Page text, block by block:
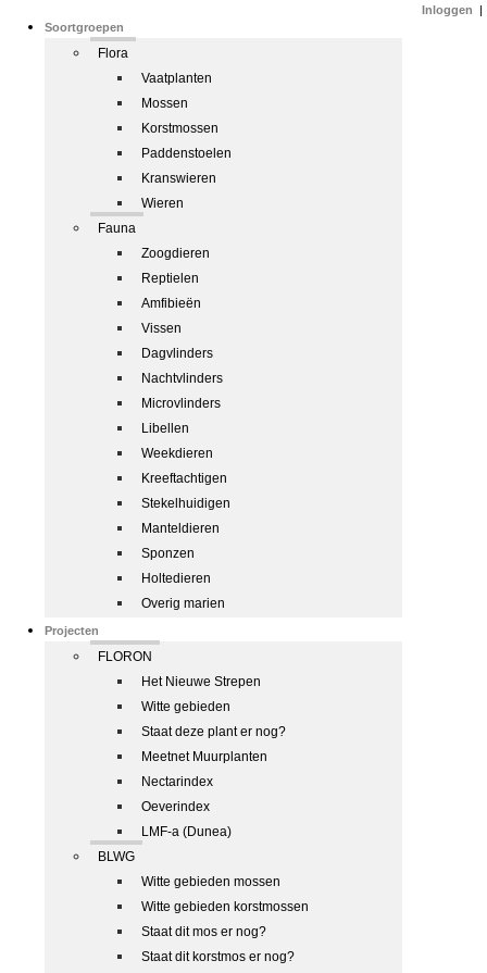
Soortgroepen
Flora
Vaatplanten
Mossen
Korstmossen
Paddenstoelen
Kranswieren
Wieren
Fauna
Zoogdieren
Reptielen
Amfibieën
Vissen
Dagvlinders
Nachtvlinders
Microvlinders
Libellen
Weekdieren
Kreeftachtigen
Stekelhuidigen
Manteldieren
Sponzen
Holtedieren
Overig marien
Projecten
FLORON
Het Nieuwe Strepen
Witte gebieden
Staat deze plant er nog?
Meetnet Muurplanten
Nectarindex
Oeverindex
LMF-a (Dunea)
BLWG
Witte gebieden mossen
Witte gebieden korstmossen
Staat dit mos er nog?
Staat dit korstmos er nog?
Inloggen |